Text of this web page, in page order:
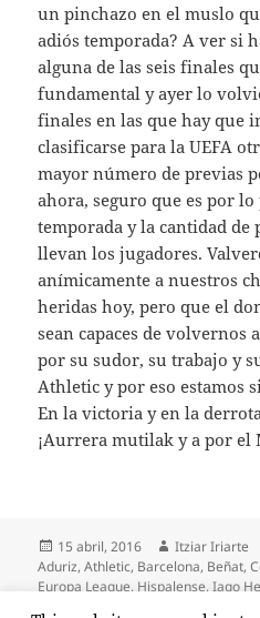
un pinchazo en el muslo
adiós temporada? A ver si
alguna de las seis finales
fundamental y ayer lo
finales en las que hay que
clasificarse para la UEFA
mayor número de previas
ahora, seguro que es por
temporada y la cantidad
llevan los jugadores.
anímicamente a nuestros
heridas hoy, pero que el
sean capaces de volvernos
por su sudor, su trabajo y
Athletic y por eso estamos
En la victoria y en la
¡Aurrera mutilak y a por el
Publicado
el
15 abril, 2016 Autor
Itziar Iriarte
Aduriz,Athletic, Barcelona, Beñat,
Europa League, Hispalense,Iago